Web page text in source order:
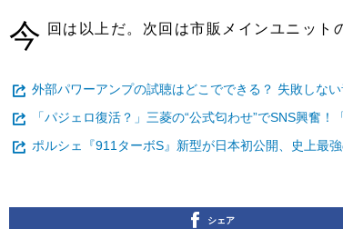
今 回は以上だ。次回は市販メインユニット
外部パワーアンプの試聴はどこでできる？ 失敗しな
「パジェロ復活？」三菱の“公式匂わせ”でSNS興奮
ポルシェ『911ターボS』新型が日本初公開、史上最
シェア